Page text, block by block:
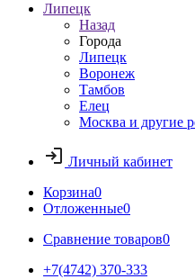
Липецк
Назад
Города
Липецк
Воронеж
Тамбов
Елец
Москва и другие
Личный кабинет
Корзина0
Отложенные0
Сравнение товаров0
+7(4742) 370-333